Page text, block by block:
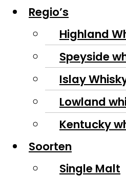
Regio’s
Highland
Speyside
Islay
Lowland
Kentucky
Soorten
Single Malt